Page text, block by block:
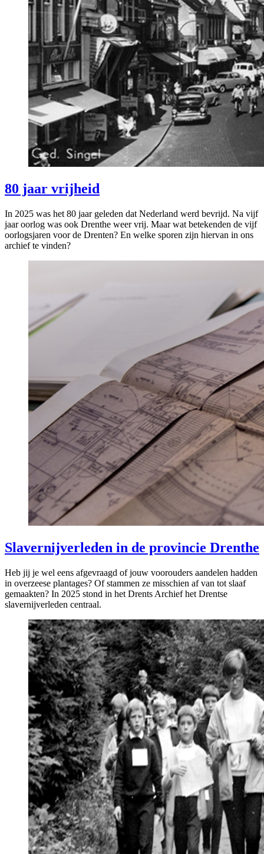
80 jaar vrijheid
In 2025 was het 80 jaar geleden dat Nederland werd bevrijd. Na vijf
jaar oorlog was ook Drenthe weer vrij. Maar wat betekenden de vijf
oorlogsjaren voor de Drenten? En welke sporen zijn hiervan in ons
archief te vinden?
Slavernijverleden in de provincie Drenthe
Heb jij je wel eens afgevraagd of jouw voorouders aandelen hadden
in overzeese plantages? Of stammen ze misschien af van tot slaaf
gemaakten? In 2025 stond in het Drents Archief het Drentse
slavernijverleden centraal.